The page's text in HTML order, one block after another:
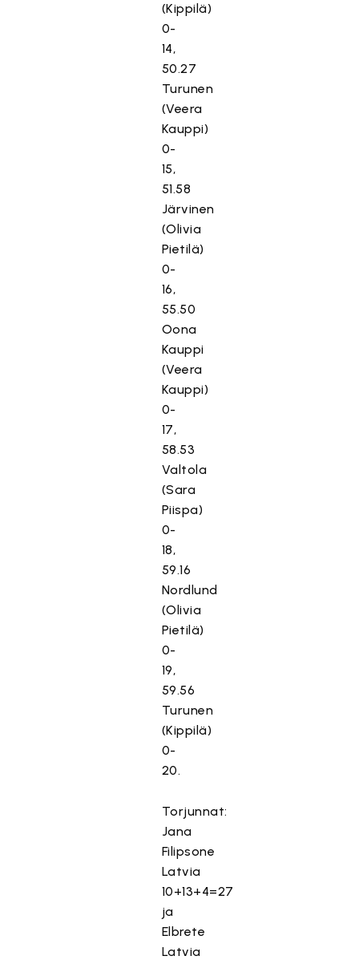
(Kippilä)
0-
14,
50.27
Turunen
(Veera
Kauppi)
0-
15,
51.58
Järvinen
(Olivia
Pietilä)
0-
16,
55.50
Oona
Kauppi
(Veera
Kauppi)
0-
17,
58.53
Valtola
(Sara
Piispa)
0-
18,
59.16
Nordlund
(Olivia
Pietilä)
0-
19,
59.56
Turunen
(Kippilä)
0-
20.
Torjunnat:
Jana
Filipsone
Latvia
10+13+4=27
ja
Elbrete
Latvia